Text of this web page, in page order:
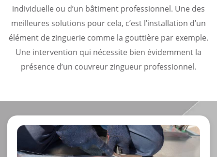
individuelle ou d’un bâtiment professionnel. Une des
meilleures solutions pour cela, c’est l’installation d’un
élément de zinguerie comme la gouttière par exemple.
Une intervention qui nécessite bien évidemment la
présence d’un couvreur zingueur professionnel.